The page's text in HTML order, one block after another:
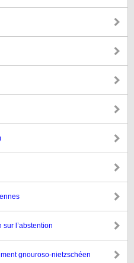
l’abstention
gnouroso-nietzschéen